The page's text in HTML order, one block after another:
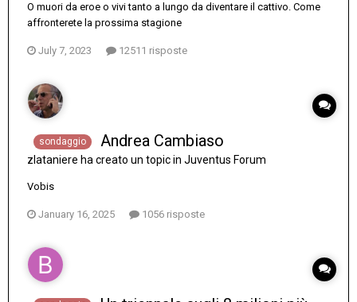
O muori da eroe o vivi tanto a lungo da diventare il cattivo. Come
affronterete la prossima stagione
July 7, 2023 12511 risposte
sondaggio Andrea Cambiaso
zlataniere ha creato un topic in Juventus Forum
Vobis
January 16, 2025 1056 risposte